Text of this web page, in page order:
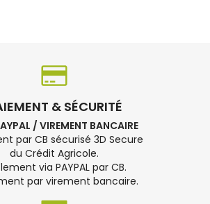
& SÉCURITÉ
/ VIREMENT BANCAIRE
par CB sécurisé 3D Secure
du Crédit Agricole.
via PAYPAL par CB.
par virement bancaire.